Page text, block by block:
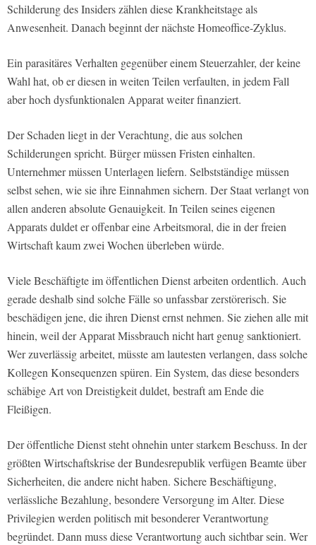
Schilderung des Insiders zählen diese Krankheitstage als
Anwesenheit. Danach beginnt der nächste Homeoffice-Zyklus.
Ein parasitäres Verhalten gegenüber einem Steuerzahler, der keine
Wahl hat, ob er diesen in weiten Teilen verfaulten, in jedem Fall
aber hoch dysfunktionalen Apparat weiter finanziert.
Der Schaden liegt in der Verachtung, die aus solchen
Schilderungen spricht. Bürger müssen Fristen einhalten.
Unternehmer müssen Unterlagen liefern. Selbstständige müssen
selbst sehen, wie sie ihre Einnahmen sichern. Der Staat verlangt von
allen anderen absolute Genauigkeit. In Teilen seines eigenen
Apparats duldet er offenbar eine Arbeitsmoral, die in der freien
Wirtschaft kaum zwei Wochen überleben würde.
Viele Beschäftigte im öffentlichen Dienst arbeiten ordentlich. Auch
gerade deshalb sind solche Fälle so unfassbar zerstörerisch. Sie
beschädigen jene, die ihren Dienst ernst nehmen. Sie ziehen alle mit
hinein, weil der Apparat Missbrauch nicht hart genug sanktioniert.
Wer zuverlässig arbeitet, müsste am lautesten verlangen, dass solche
Kollegen Konsequenzen spüren. Ein System, das diese besonders
schäbige Art von Dreistigkeit duldet, bestraft am Ende die
Fleißigen.
Der öffentliche Dienst steht ohnehin unter starkem Beschuss. In der
größten Wirtschaftskrise der Bundesrepublik verfügen Beamte über
Sicherheiten, die andere nicht haben. Sichere Beschäftigung,
verlässliche Bezahlung, besondere Versorgung im Alter. Diese
Privilegien werden politisch mit besonderer Verantwortung
begründet. Dann muss diese Verantwortung auch sichtbar sein. Wer